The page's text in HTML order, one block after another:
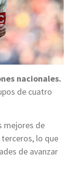
nacionales.
de cuatro
mejores de
lo que
de avanzar